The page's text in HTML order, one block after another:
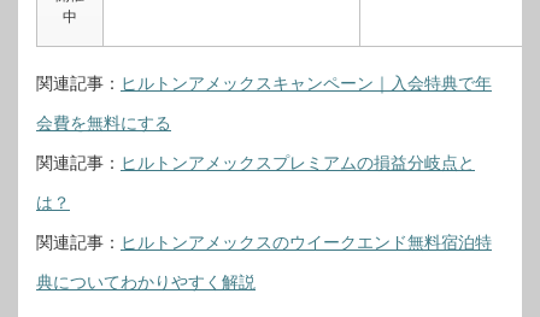
中
関連記事： ヒルトンアメックスキャンペーン｜入会特典で年
会費を無料にする
関連記事： ヒルトンアメックスプレミアムの損益分岐点と
は？
関連記事： ヒルトンアメックスのウイークエンド無料宿泊特
典についてわかりやすく解説